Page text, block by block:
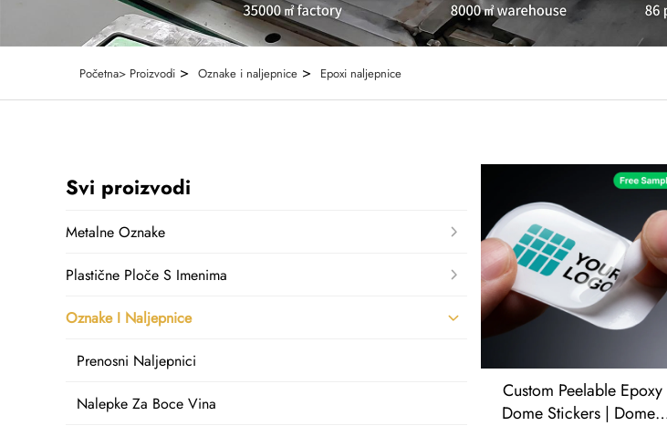
Početna> Proizvodi > Oznake i naljepnice > Epoxi naljepnice
Svi proizvodi
Metalne Oznake
Plastične Ploče S Imenima
Oznake I Naljepnice
Prenosni Naljepnici
Nalepke Za Boce Vina
Custom Peelable Epoxy
Dome Stickers | Domed